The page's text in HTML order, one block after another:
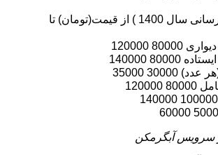
عنوان( به روز رسانی سال 1400 ) از قیمت(تومان) تا
120000
140000
35000
سرویس آبگرمکن